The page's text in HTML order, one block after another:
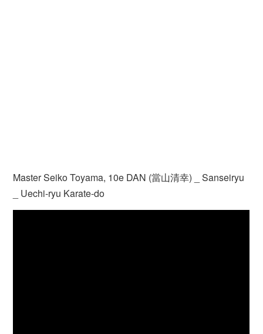
Master Seiko Toyama, 10e DAN (當山清幸) _ Sanseiryu
_ Uechi-ryu Karate-do